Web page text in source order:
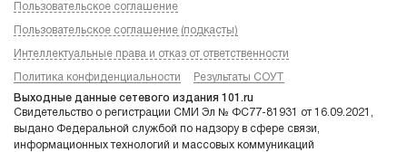
Пользовательское соглашение
Пользовательское соглашение (подкасты)
Интеллектуальные права и отказ от ответственности
Политика конфиденциальности Результаты СОУТ
Выходные данные сетевого издания 101.ru
Свидетельство о регистрации СМИ Эл № ФС77-81931 от 16.09.2021,
выдано Федеральной службой по надзору в сфере связи,
информационных технологий и массовых коммуникаций